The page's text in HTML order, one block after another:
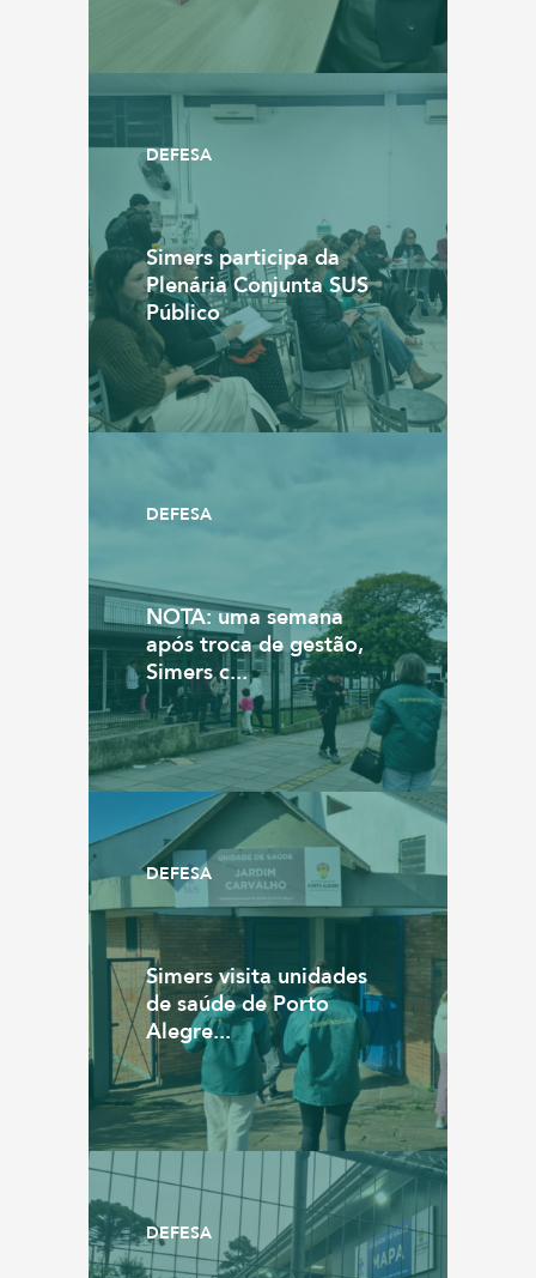
DEFESA
Simers participa da
Plenária Conjunta SUS
Público
DEFESA
NOTA: uma semana
após troca de gestão,
Simers c...
DEFESA
Simers visita unidades
de saúde de Porto
Alegre...
DEFESA